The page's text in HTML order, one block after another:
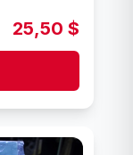
25,50 $